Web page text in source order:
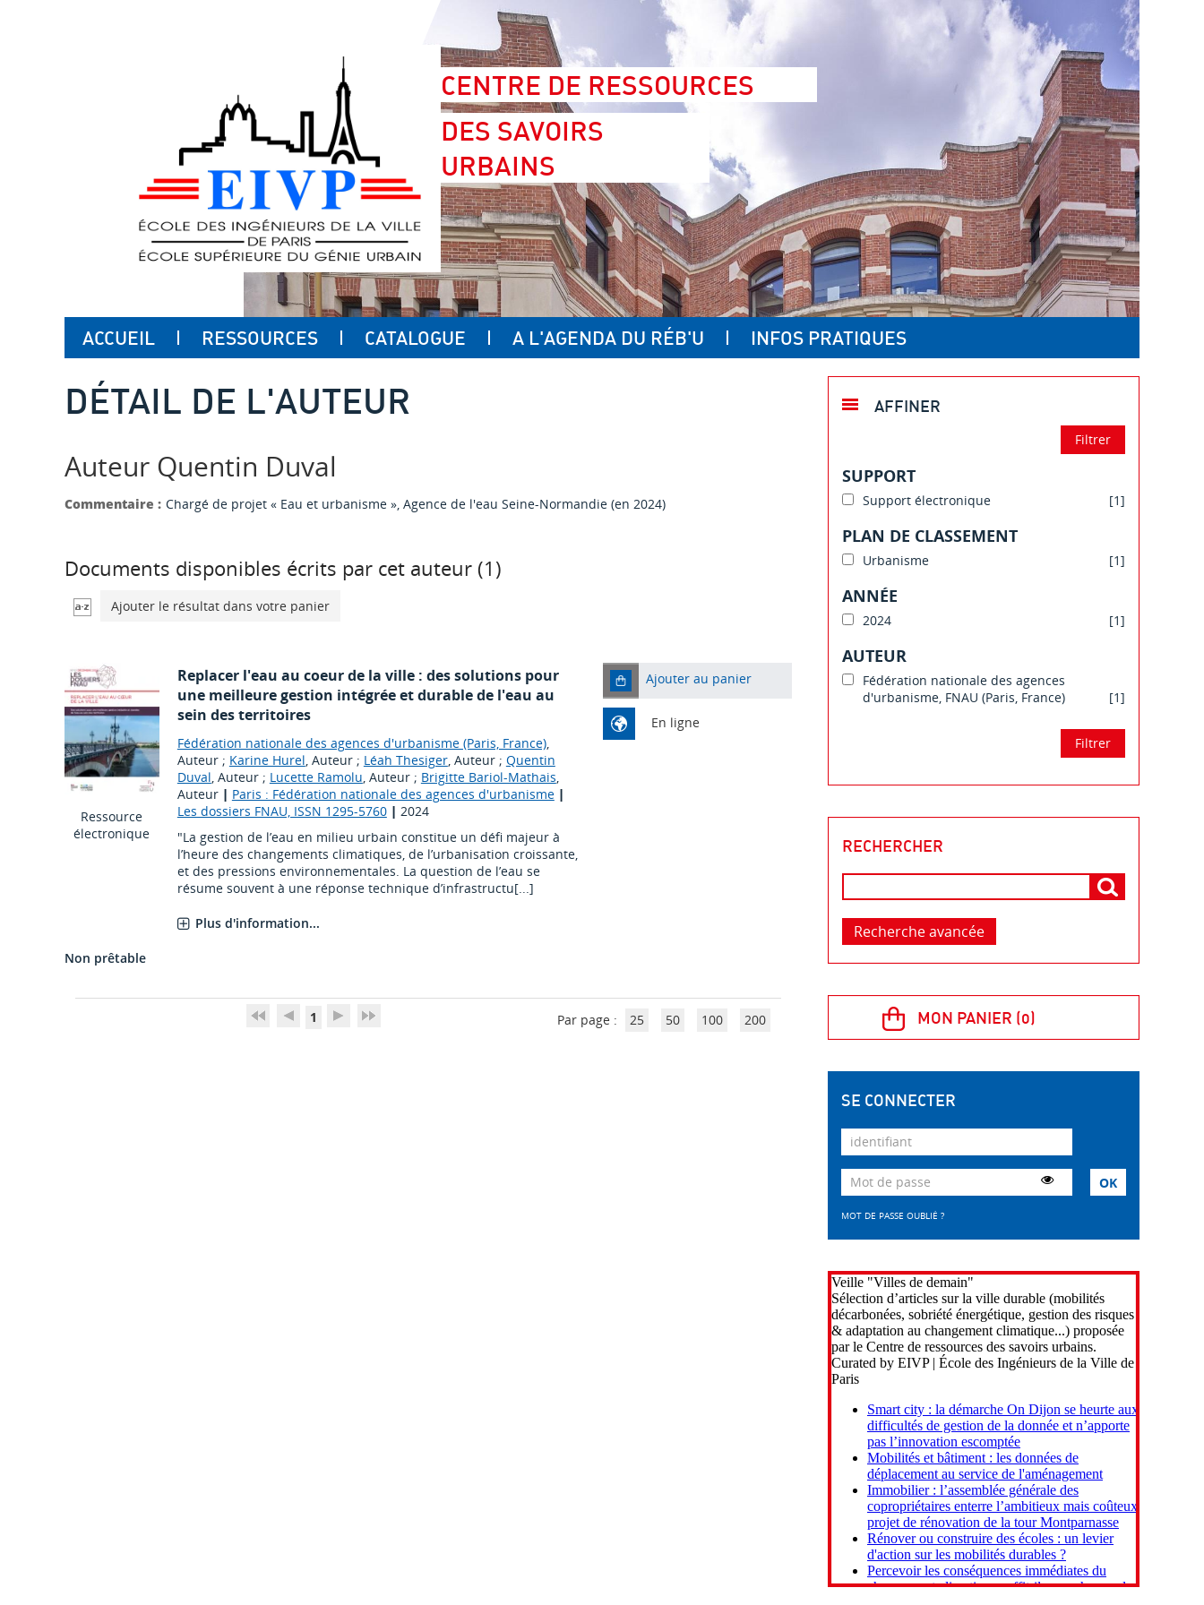
CENTRE DE RESSOURCES
DES SAVOIRS
URBAINS
ACCUEIL RESSOURCES CATALOGUE A L'AGENDA DU RÉB'U INFOS PRATIQUES
DÉTAIL DE L'AUTEUR
Auteur Quentin Duval
Commentaire : Chargé de projet « Eau et urbanisme », Agence de l'eau Seine-Normandie (en 2024)
Documents disponibles écrits par cet auteur (1 )
Ajouter le résultat dans votre panier
Ressource
électronique
Replacer l'eau au coeur de la ville : des solutions pour
une meilleure gestion intégrée et durable de l'eau au
sein des territoires
Fédération nationale des agences d'urbanisme (Paris, France),
Auteur ; Karine Hurel, Auteur ; Léah Thesiger, Auteur ; Quentin
Duval, Auteur ; Lucette Ramolu, Auteur ; Brigitte Bariol-Mathais,
Auteur | Paris : Fédération nationale des agences d'urbanisme|
Les dossiers FNAU, ISSN 1295-5760| 2024
"La gestion de l’eau en milieu urbain constitue un défi majeur à
l’heure des changements climatiques, de l’urbanisation croissante,
et des pressions environnementales. La question de l’eau se
résume souvent à une réponse technique d’infrastructu[...]
Plus d'information...
Ajouter au panier
En ligne
Non prêtable
1 Par page : 25 50 100 200
AFFINER
SUPPORT
Support électronique [1]
PLAN DE CLASSEMENT
Urbanisme [1]
ANNÉE
2024 [1]
AUTEUR
Fédération nationale des agences
d'urbanisme, FNAU (Paris, France)
[1]
RECHERCHER
Recherche avancée
SE CONNECTER
MOT DE PASSE OUBLIÉ ?